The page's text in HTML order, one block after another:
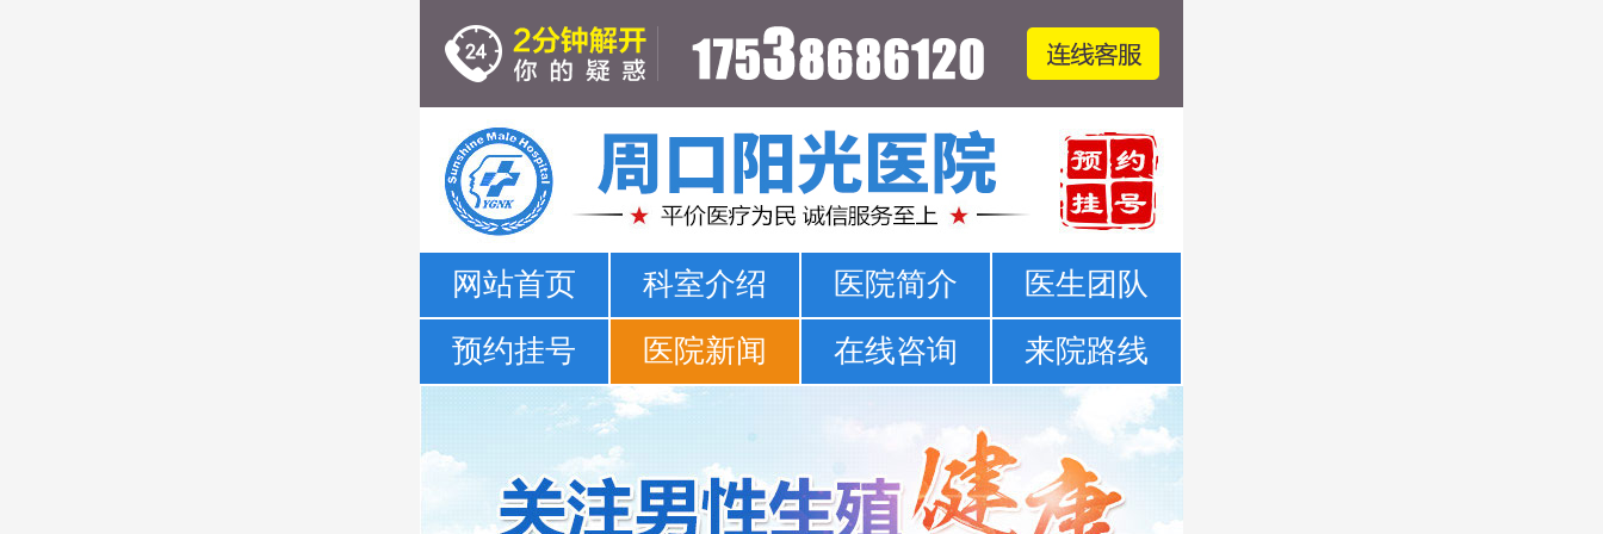
周口哪家医院可以看男科-正规男科-医院排名
网站首页 科室介绍 医院简介
医生团队
预约挂号
医院新闻 在线咨询 来院路线